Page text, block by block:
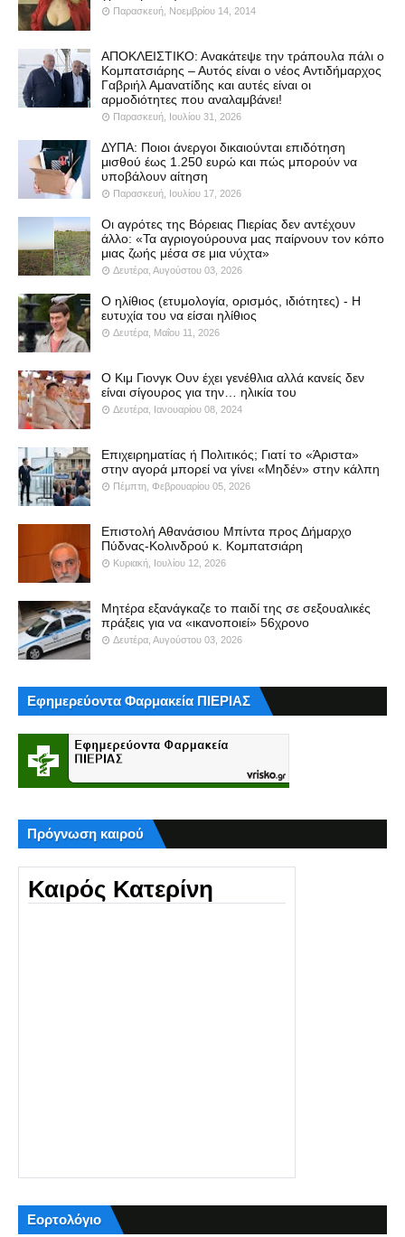
Παρασκευή, Νοεμβρίου 14, 2014
ΑΠΟΚΛΕΙΣΤΙΚΟ: Ανακάτεψε την τράπουλα πάλι ο
Κομπατσιάρης – Αυτός είναι ο νέος Αντιδήμαρχος
Γαβριήλ Αμανατίδης και αυτές είναι οι
αρμοδιότητες που αναλαμβάνει!
Παρασκευή, Ιουλίου 31, 2026
ΔΥΠΑ: Ποιοι άνεργοι δικαιούνται επιδότηση
μισθού έως 1.250 ευρώ και πώς μπορούν να
υποβάλουν αίτηση
Παρασκευή, Ιουλίου 17, 2026
Οι αγρότες της Βόρειας Πιερίας δεν αντέχουν
άλλο: «Τα αγριογούρουνα μας παίρνουν τον κόπο
μιας ζωής μέσα σε μια νύχτα»
Δευτέρα, Αυγούστου 03, 2026
Ο ηλίθιος (ετυμολογία, ορισμός, ιδιότητες) - Η
ευτυχία του να είσαι ηλίθιος
Δευτέρα, Μαΐου 11, 2026
Ο Κιμ Γιονγκ Ουν έχει γενέθλια αλλά κανείς δεν
είναι σίγουρος για την… ηλικία του
Δευτέρα, Ιανουαρίου 08, 2024
Επιχειρηματίας ή Πολιτικός; Γιατί το «Άριστα»
στην αγορά μπορεί να γίνει «Μηδέν» στην κάλπη
Πέμπτη, Φεβρουαρίου 05, 2026
Επιστολή Αθανάσιου Μπίντα προς Δήμαρχο
Πύδνας-Κολινδρού κ. Κομπατσιάρη
Κυριακή, Ιουλίου 12, 2026
Μητέρα εξανάγκαζε το παιδί της σε σεξουαλικές
πράξεις για να «ικανοποιεί» 56χρονο
Δευτέρα, Αυγούστου 03, 2026
Εφημερεύοντα Φαρμακεία ΠΙΕΡΙΑΣ
Πρόγνωση καιρού
Καιρός Κατερίνη
Εορτολόγιο